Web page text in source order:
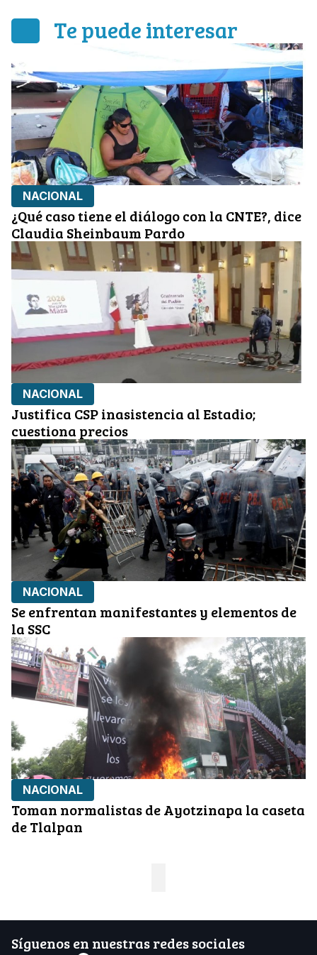
Te puede interesar
NACIONAL
¿Qué caso tiene el diálogo con la CNTE?, dice
Claudia Sheinbaum Pardo
NACIONAL
Justifica CSP inasistencia al Estadio;
cuestiona precios
NACIONAL
Se enfrentan manifestantes y elementos de
la SSC
NACIONAL
Toman normalistas de Ayotzinapa la caseta
de Tlalpan
Síguenos en nuestras redes sociales